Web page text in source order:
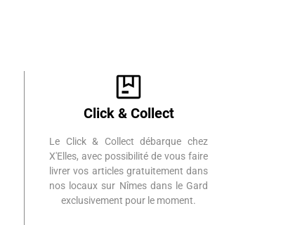
Click & Collect
Le Click & Collect débarque chez
X'Elles, avec possibilité de vous faire
livrer vos articles gratuitement dans
nos locaux sur Nîmes dans le Gard
exclusivement pour le moment.